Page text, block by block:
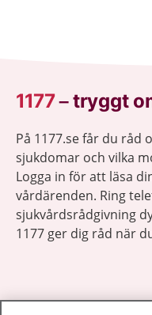
1177–tryggt
På 1177.se får du råd
sjukdomar och vilka
Logga in för att läsa
vårdärenden. Ring
sjukvårdsrådgivning
1177 ger dig råd när